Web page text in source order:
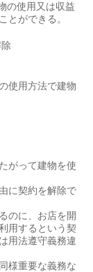
の使用又は収益
とができる。
使用方法で建物
がって建物を使
に契約を解除で
のに、お店を開
用するという契
用法遵守義務違
様重要な義務な